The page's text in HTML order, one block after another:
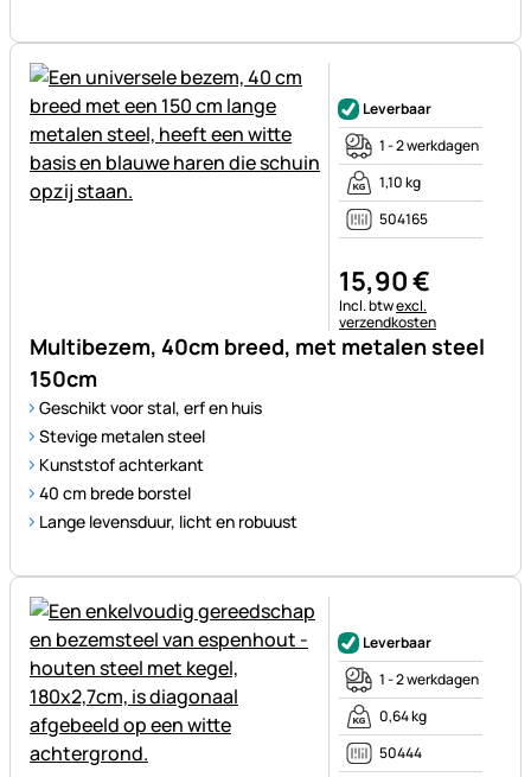
Multibezem, 40cm breed, met metalen steel
150cm
Geschikt voor stal, erf en huis
Stevige metalen steel
Kunststof achterkant
40 cm brede borstel
Lange levensduur, licht en robuust
Leverbaar
1 - 2 werkdagen
1,10 kg
504165
15,90€
Belastinginformatie:
Incl. btwexcl.
verzendkosten
Leverbaar
1 - 2 werkdagen
0,64 kg
50444